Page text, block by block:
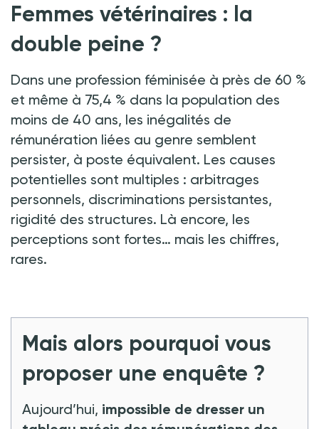
Femmes vétérinaires : la
double peine ?
Dans une profession féminisée à près de 60 %
et même à 75,4 % dans la population des
moins de 40 ans, les inégalités de
rémunération liées au genre semblent
persister, à poste équivalent. Les causes
potentielles sont multiples : arbitrages
personnels, discriminations persistantes,
rigidité des structures. Là encore, les
perceptions sont fortes… mais les chiffres,
rares.
Mais alors pourquoi vous
proposer une enquête ?
Aujourd’hui, impossible de dresser un